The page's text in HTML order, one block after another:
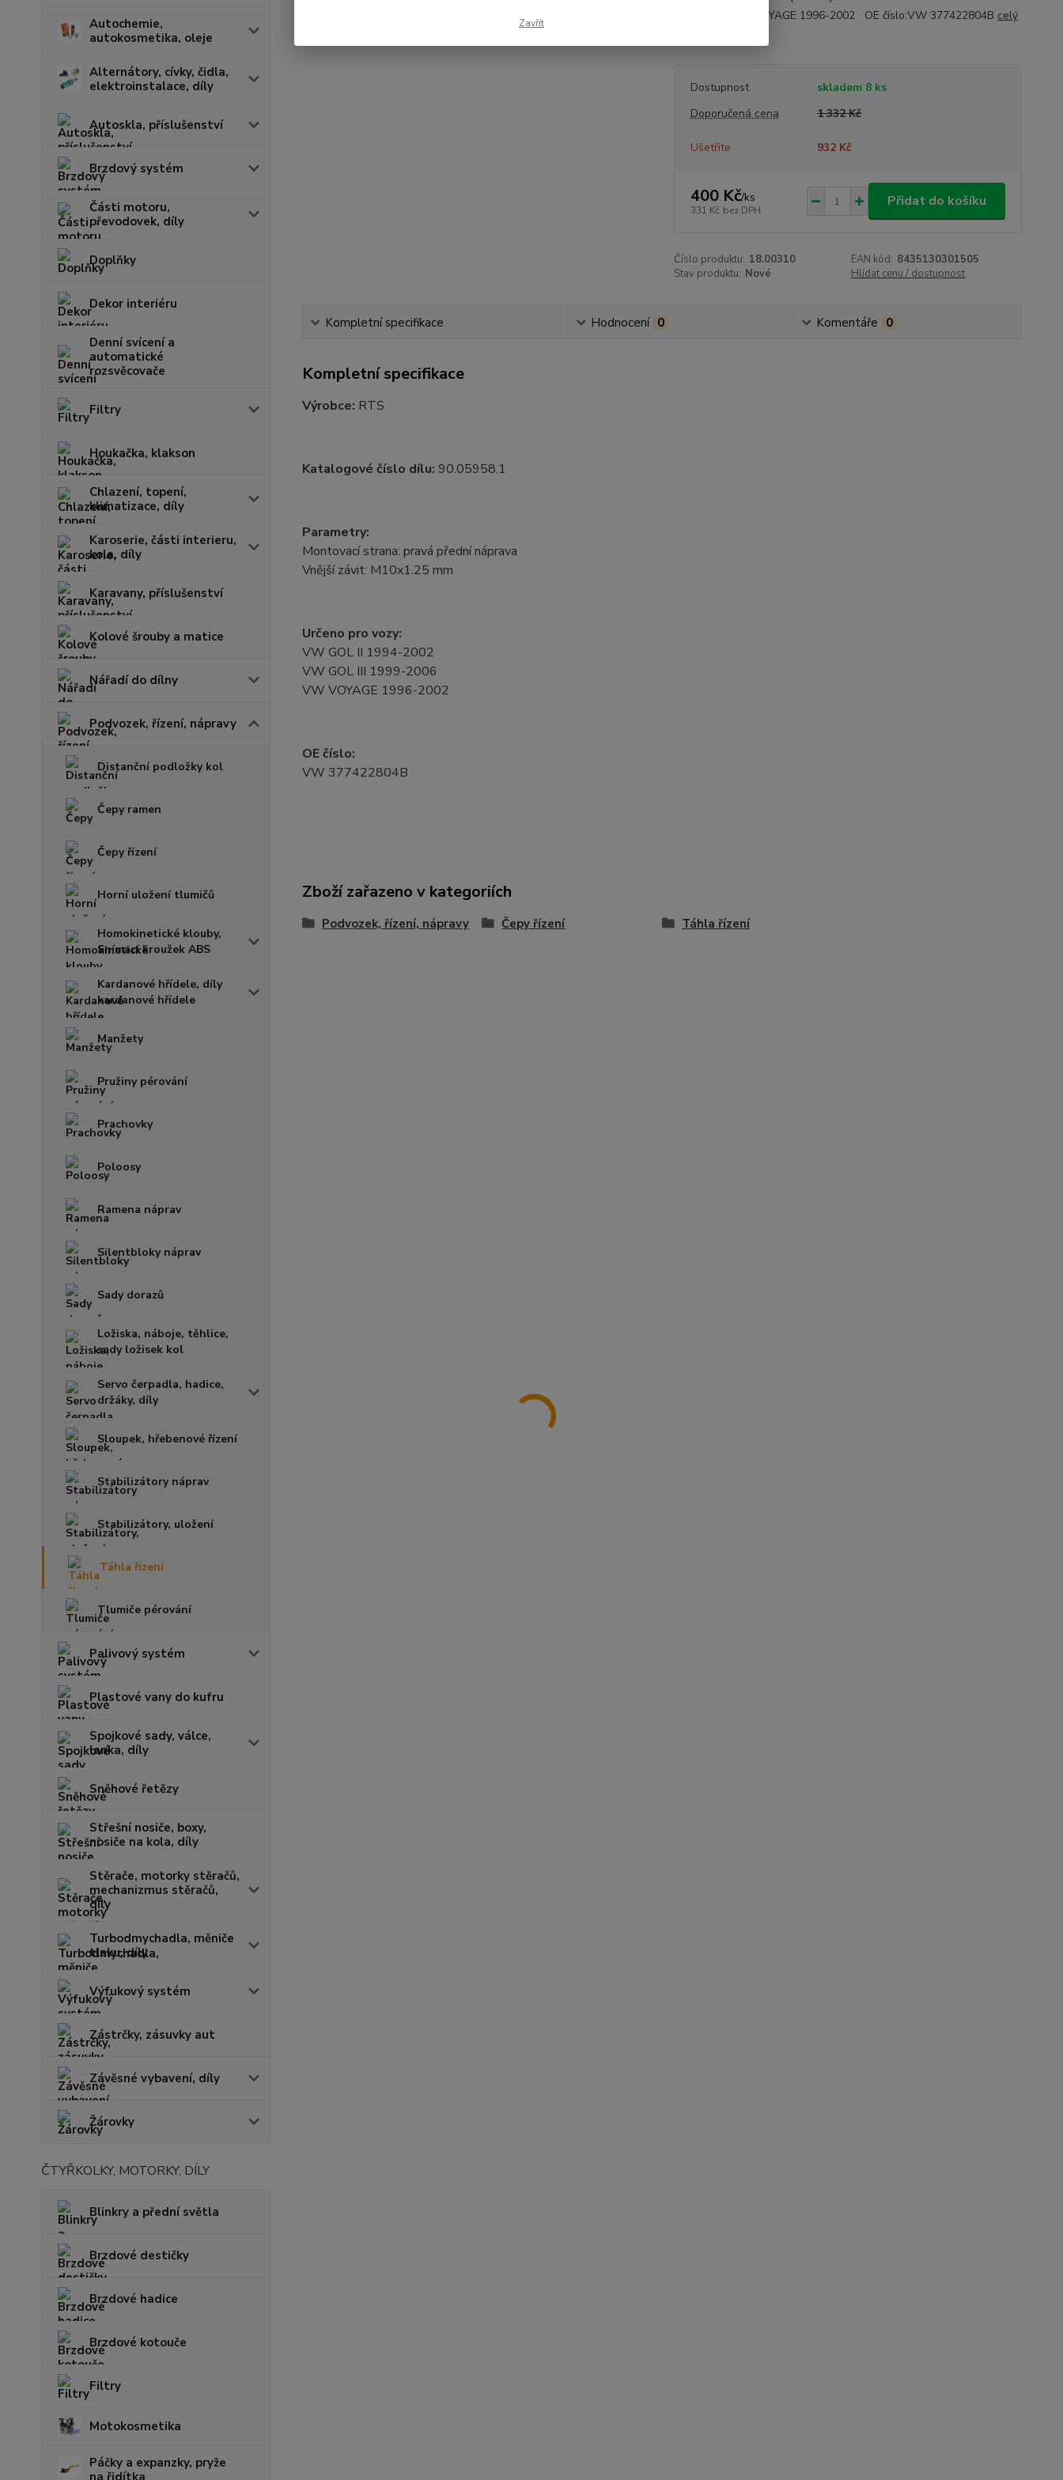
Autochemie,
autokosmetika, oleje
Alternátory, cívky, čidla,
elektroinstalace, díly
Autoskla, příslušenství
Brzdový systém
Části motoru,
převodovek, díly
Doplňky
Dekor interiéru
Denní svícení a
automatické
rozsvěcovače
Filtry
Houkačka, klakson
Chlazení, topení,
klimatizace, díly
Karoserie, části interieru,
kola, díly
Karavany, příslušenství
Kolové šrouby a matice
Nářadí do dílny
Podvozek, řízení, nápravy
Distanční podložky kol
Čepy ramen
Čepy řízení
Horní uložení tlumičů
Homokinetické klouby,
Snímací kroužek ABS
Kardanové hřídele, díly
kardanové hřídele
Manžety
Pružiny pérování
Prachovky
Poloosy
Ramena náprav
Silentbloky náprav
Sady dorazů
Ložiska, náboje, těhlice,
sady ložisek kol
Servo čerpadla, hadice,
držáky, díly
Sloupek, hřebenové řízení
Stabilizátory náprav
Stabilizátory, uložení
Táhla řízení
Tlumiče pérování
Palivový systém
Plastové vany do kufru
Spojkové sady, válce,
lanka, díly
Sněhové řetězy
Střešní nosiče, boxy,
nosiče na kola, díly
Stěrače, motorky stěračů,
mechanizmus stěračů,
díly
Turbodmychadla, měniče
tlaku, díly
Výfukový systém
Zástrčky, zásuvky aut
Závěsné vybavení, díly
Žárovky
ČTYŘKOLKY, MOTORKY, DÍLY
Blinkry a přední světla
Brzdové destičky
Brzdové hadice
Brzdové kotouče
Filtry
Motokosmetika
Páčky a expanzky, pryže
na řidítka
1999-2006VW VOYAGE 1996-2002 OE číslo:VW 377422804B celý
Dostupnost
skladem 8 ks
Doporučená cena
1 332 Kč
Ušetříte 932 Kč
400 Kč/ks
331 Kč bez DPH
Přidat do košíku
Číslo produktu: 18.00310 EAN kód: 8435130301505
Stav produktu: Nové Hlídat cenu / dostupnost
Kompletní specifikace Hodnocení 0 Komentáře 0
Kompletní specifikace
Výrobce: RTS
Katalogové číslo dílu: 90.05958.1
Parametry:
Montovací strana: pravá přední náprava
Vnější závit: M10x1.25 mm
Určeno pro vozy:
VW GOL II 1994-2002
VW GOL III 1999-2006
VW VOYAGE 1996-2002
OE číslo:
VW 377422804B
Zboží zařazeno v kategoriích
Podvozek, řízení, nápravy Čepy řízení Táhla řízení
Zavřít